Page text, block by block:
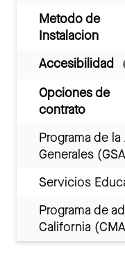
Metodo de
Instalacion
Accesibilidad
Opciones de
contrato
Programa de
Generales
Servicios
Programa de
California